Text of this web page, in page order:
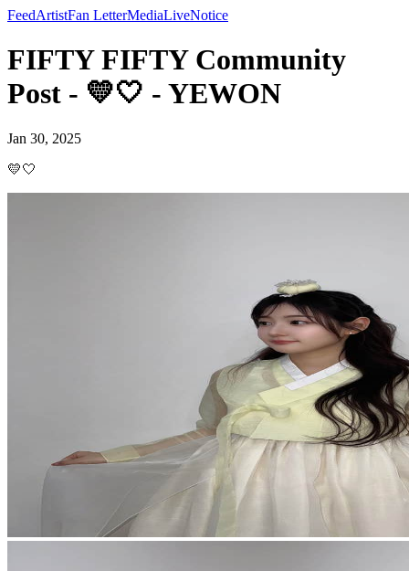
FeedArtistFan LetterMediaLiveNotice
FIFTY FIFTY Community
Post - 💛🤍 - YEWON
Jan 30, 2025
💛🤍